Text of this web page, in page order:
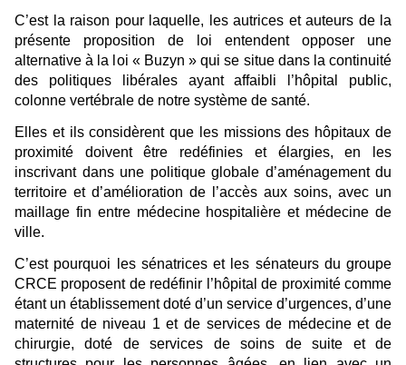
C’est la raison pour laquelle, les autrices et auteurs de la
présente proposition de loi entendent opposer une
alternative à la loi « Buzyn » qui se situe dans la continuité
des politiques libérales ayant affaibli l’hôpital public,
colonne vertébrale de notre système de santé.
Elles et ils considèrent que les missions des hôpitaux de
proximité doivent être redéfinies et élargies, en les
inscrivant dans une politique globale d’aménagement du
territoire et d’amélioration de l’accès aux soins, avec un
maillage fin entre médecine hospitalière et médecine de
ville.
C’est pourquoi les sénatrices et les sénateurs du groupe
CRCE proposent de redéfinir l’hôpital de proximité comme
étant un établissement doté d’un service d’urgences, d’une
maternité de niveau 1 et de services de médecine et de
chirurgie, doté de services de soins de suite et de